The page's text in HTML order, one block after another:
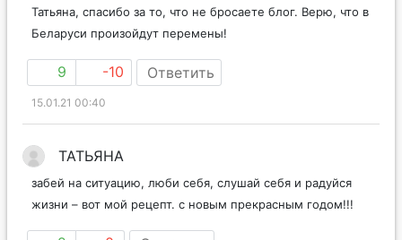
Татьяна, спасибо за то, что не бросаете блог. Верю, что в
9 -10 Ответить
15.01.21 00:40
ТАТЬЯНА
забей на ситуацию, люби себя, слушай себя и радуйся